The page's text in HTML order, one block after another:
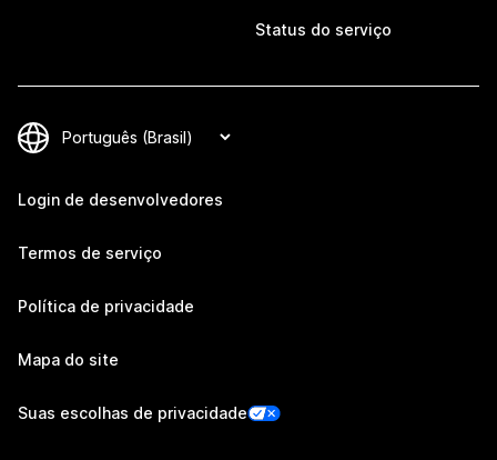
Status do serviço
Login de desenvolvedores
Termos de serviço
Política de privacidade
Mapa do site
Suas escolhas de privacidade